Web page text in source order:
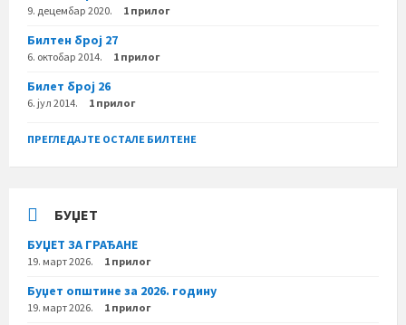
9. децембар 2020. 1 прилог
Билтен број 27
6. октобар 2014. 1 прилог
Билет број 26
6. јул 2014. 1 прилог
ПРЕГЛЕДАЈТЕ ОСТАЛЕ БИЛТЕНЕ
БУЏЕТ
БУЏЕТ ЗА ГРАЂАНЕ
19. март 2026. 1 прилог
Буџет општине за 2026. годину
19. март 2026. 1 прилог